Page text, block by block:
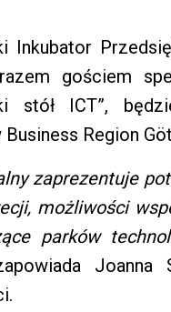
Inkubator
gościem
stół ICT”,
Business Region
zaprezentuje
możliwości
parków
Joanna